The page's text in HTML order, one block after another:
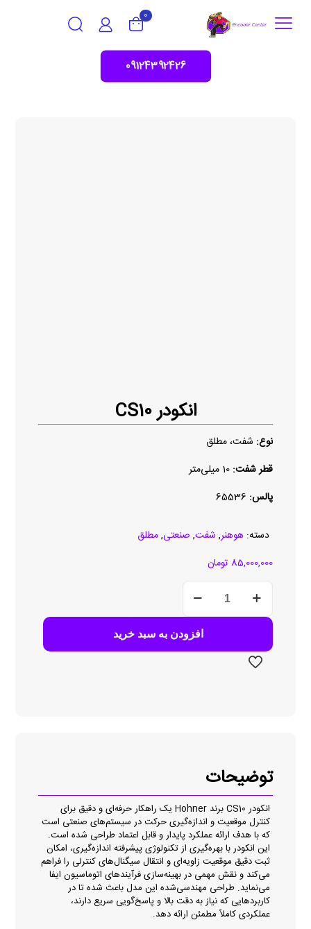
0
09124392426
انکودر CS10
نوع: شفت، مطلق
قطر شفت: 10 میلی‌متر
پالس: 65536
دسته:هوهنر, شفت, صنعتی,مطلق
85,000,000 تومان
انکودر
CS10
عدد
افزودن به سبد خرید
توضیحات
انکودر CS10 برند Hohner یک راهکار حرفه‌ای و دقیق برای
کنترل موقعیت و اندازه‌گیری حرکت در سیستم‌های صنعتی است
که با هدف ارائه عملکرد پایدار و قابل اعتماد طراحی شده است.
این انکودر با بهره‌گیری از تکنولوژی پیشرفته اندازه‌گیری، امکان
ثبت دقیق موقعیت زاویه‌ای و انتقال سیگنال‌های کنترلی را فراهم
می‌کند و نقش مهمی در بهینه‌سازی فرآیندهای اتوماسیون ایفا
می‌نماید. طراحی مهندسی‌شده این مدل باعث شده تا در
کاربردهایی که نیاز به دقت بالا و پاسخ‌گویی سریع دارند،
عملکردی کاملاً مطمئن ارائه دهد.